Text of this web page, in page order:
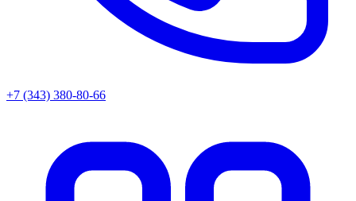
+7 (343) 380-80-66